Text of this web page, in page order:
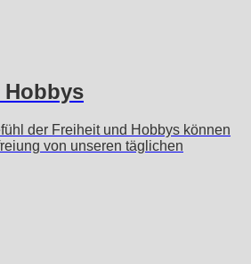
der Freiheit und Hobbys können
von unseren täglichen